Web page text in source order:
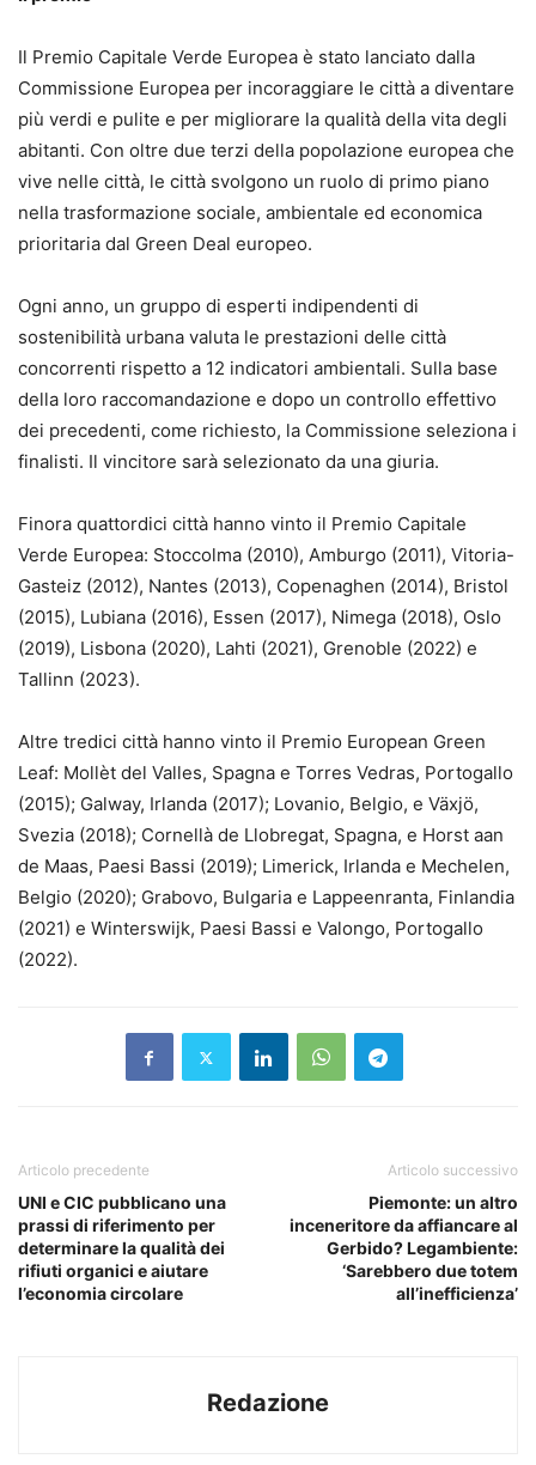
Il Premio Capitale Verde Europea è stato lanciato dalla
Commissione Europea per incoraggiare le città a diventare
più verdi e pulite e per migliorare la qualità della vita degli
abitanti. Con oltre due terzi della popolazione europea che
vive nelle città, le città svolgono un ruolo di primo piano
nella trasformazione sociale, ambientale ed economica
prioritaria dal Green Deal europeo.
Ogni anno, un gruppo di esperti indipendenti di
sostenibilità urbana valuta le prestazioni delle città
concorrenti rispetto a 12 indicatori ambientali. Sulla base
della loro raccomandazione e dopo un controllo effettivo
dei precedenti, come richiesto, la Commissione seleziona i
finalisti. Il vincitore sarà selezionato da una giuria.
Finora quattordici città hanno vinto il Premio Capitale
Verde Europea: Stoccolma (2010), Amburgo (2011), Vitoria-
Gasteiz (2012), Nantes (2013), Copenaghen (2014), Bristol
(2015), Lubiana (2016), Essen (2017), Nimega (2018), Oslo
(2019), Lisbona (2020), Lahti (2021), Grenoble (2022) e
Tallinn (2023).
Altre tredici città hanno vinto il Premio European Green
Leaf: Mollèt del Valles, Spagna e Torres Vedras, Portogallo
(2015); Galway, Irlanda (2017); Lovanio, Belgio, e Växjö,
Svezia (2018); Cornellà de Llobregat, Spagna, e Horst aan
de Maas, Paesi Bassi (2019); Limerick, Irlanda e Mechelen,
Belgio (2020); Grabovo, Bulgaria e Lappeenranta, Finlandia
(2021) e Winterswijk, Paesi Bassi e Valongo, Portogallo
(2022).
Articolo precedente
UNI e CIC pubblicano una
prassi di riferimento per
determinare la qualità dei
rifiuti organici e aiutare
l’economia circolare
Articolo successivo
Piemonte: un altro
inceneritore da affiancare al
Gerbido? Legambiente:
‘Sarebbero due totem
all’inefficienza’
Redazione